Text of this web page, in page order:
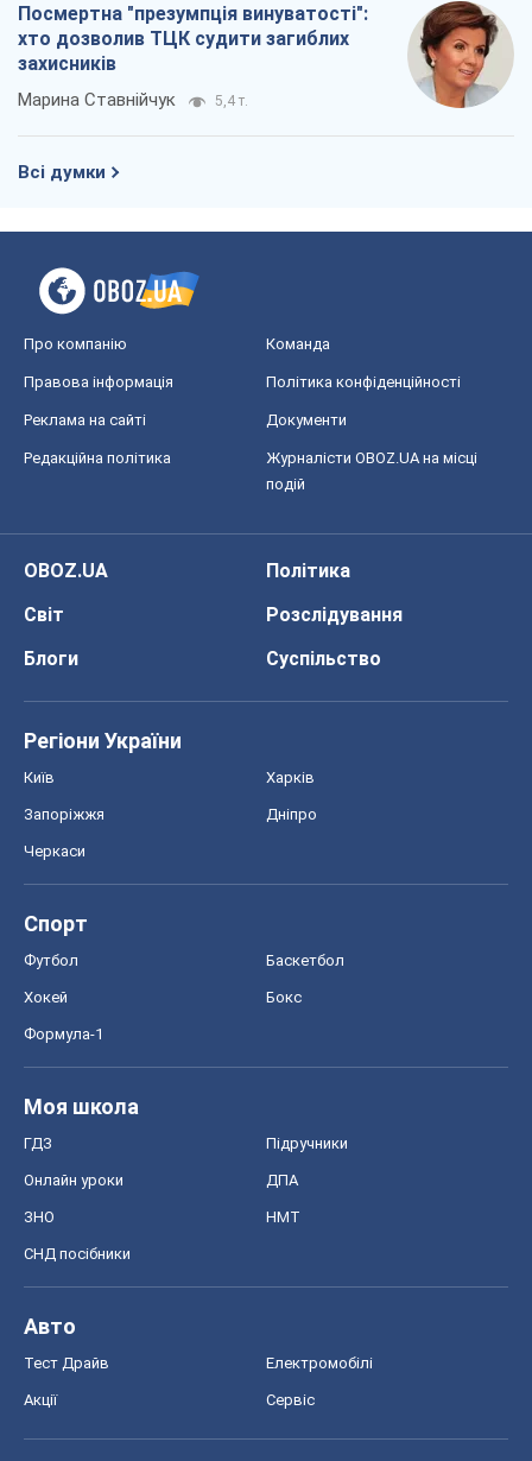
Посмертна "презумпція винуватості":
хто дозволив ТЦК судити загиблих
захисників
Марина Ставнійчук 5,4 т.
Всі думки
Про компанію Команда
Правова інформація Політика конфіденційності
Реклама на сайті Документи
Редакційна політика
Журналісти OBOZ.UA на місці
подій
OBOZ.UA
Політика
Світ
Розслідування
Блоги
Суспільство
Регіони України
Київ Харків
Запоріжжя Дніпро
Черкаси
Спорт
Футбол Баскетбол
Хокей Бокс
Формула-1
Моя школа
ГДЗ Підручники
Онлайн уроки ДПА
ЗНО НМТ
СНД посібники
Авто
Тест Драйв Електромобілі
Акції Сервіс